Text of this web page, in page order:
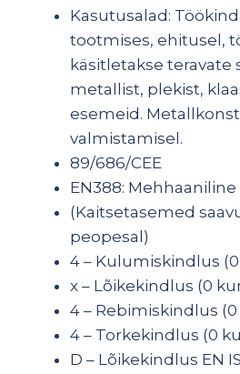
Kasutusalad:
tootmises, ehitusel,
käsitletakse teravate
metallist, plekist,
esemeid.
valmistamisel.
89/686/CEE
EN388:
(Kaitsetasemed
peopesal)
4 – Kulumiskindlus
x – Lõikekindlus (0
4 – Rebimiskindlus
4 – Torkekindlus (0
D – Lõikekindlus EN